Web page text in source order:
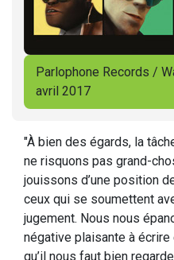
Parlophone Records /
avril 2017
"À bien des égards, la
ne risquons pas grand-
jouissons d’une position
ceux qui se soumettent
jugement. Nous nous
négative plaisante à écrire
qu’il nous faut bien